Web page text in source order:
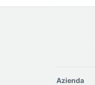
Azienda